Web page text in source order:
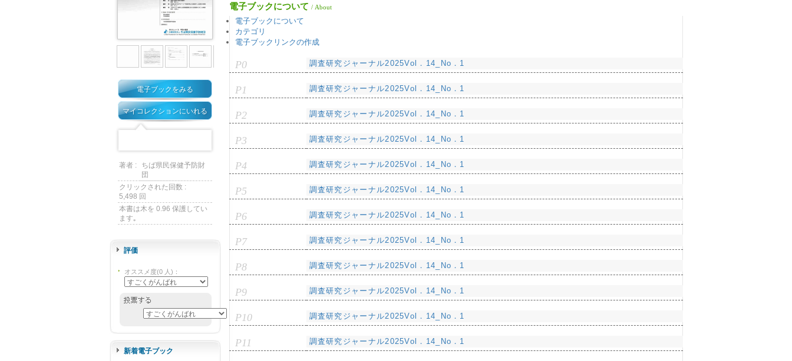
電子ブックをみる
マイコレクションにいれる
著者 :
ちば県民保健予防財
団
クリックされた回数 :
5,498 回
本書は木を 0.96 保護してい
ます｡
評価
オススメ度(0人) ：
新着電子ブック
電子ブックについて / About
電子ブックについて
カテゴリ
電子ブックリンクの作成
P0 調査研究ジャーナル2025Vol．14_No．1
P1 調査研究ジャーナル2025Vol．14_No．1
P2 調査研究ジャーナル2025Vol．14_No．1
P3 調査研究ジャーナル2025Vol．14_No．1
P4 調査研究ジャーナル2025Vol．14_No．1
P5 調査研究ジャーナル2025Vol．14_No．1
P6 調査研究ジャーナル2025Vol．14_No．1
P7 調査研究ジャーナル2025Vol．14_No．1
P8 調査研究ジャーナル2025Vol．14_No．1
P9 調査研究ジャーナル2025Vol．14_No．1
P10 調査研究ジャーナル2025Vol．14_No．1
P11 調査研究ジャーナル2025Vol．14_No．1